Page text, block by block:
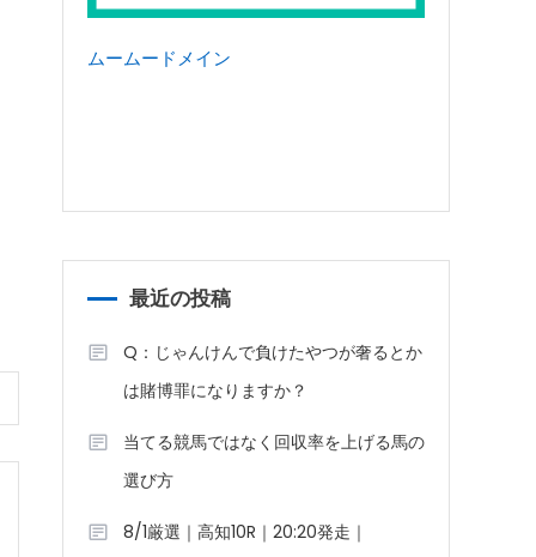
ムームードメイン
最近の投稿
Q：じゃんけんで負けたやつが奢るとか
は賭博罪になりますか？
当てる競馬ではなく回収率を上げる馬の
選び方
8/1厳選｜高知10R｜20:20発走｜